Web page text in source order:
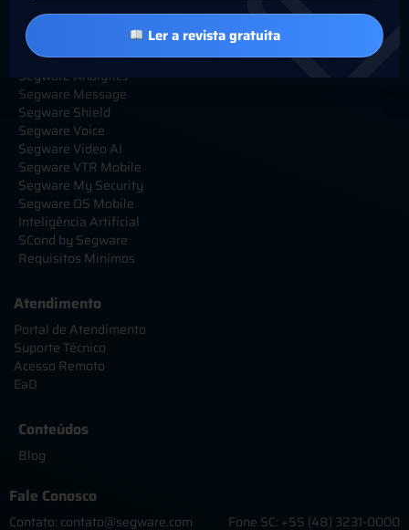
Segware Access Concierge
Segware VMS
Segware Image
Segware Analytics
Segware Message
Segware Shield
Segware Voice
Segware Video AI
Segware VTR Mobile
Segware My Security
Segware OS Mobile
Inteligência Artificial
SCond by Segware
Requisitos Minímos
Atendimento
Portal de Atendimento
Suporte Técnico
Acesso Remoto
EaD
Conteúdos
Blog
Fale Conosco
Contato: contato@segware.com
Fone SC: +55 (48) 3231-0000
Ler a revista gratuita